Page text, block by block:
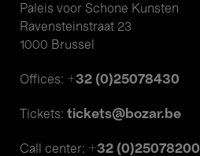
Paleis voor Schone Kunsten
Ravensteinstraat 23
1000 Brussel
Offices: +32 (0)25078430
Tickets: tickets@bozar.be
Call center: +32 (0)25078200